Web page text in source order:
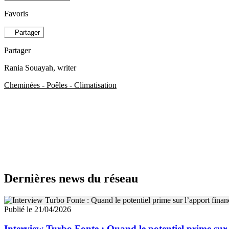
Favoris
Partager
Partager
Rania Souayah, writer
Cheminées - Poêles - Climatisation
Dernières news du réseau
Publié le 21/04/2026